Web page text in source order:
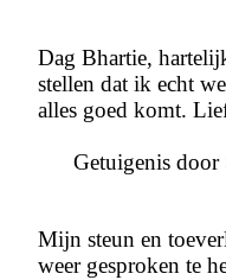
Dag Bhartie,
stellen dat ik echt
alles goed komt.
Getuigenis door
Mijn steun en
weer gesproken te